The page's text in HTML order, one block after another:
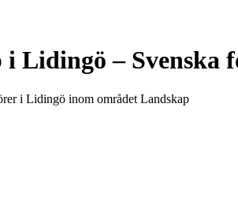
i Lidingö – Svenska
i Lidingö inom området Landskap